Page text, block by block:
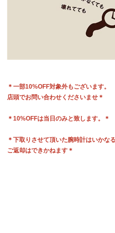
＊一部10%OFF対象外もございます。
店頭でお問い合わせくださいませ＊
＊10%OFFは当日のみと致します。＊
＊下取りさせて頂いた腕時計はいかな
ご返却はできかねます＊